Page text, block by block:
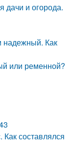
дачи и огорода.
надежный. Как
или ременной?
составлялся